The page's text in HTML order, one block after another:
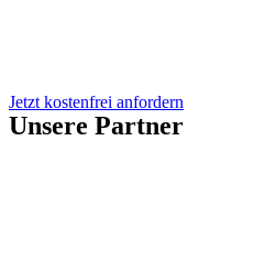
Jetzt kostenfrei anfordern
Unsere Partner